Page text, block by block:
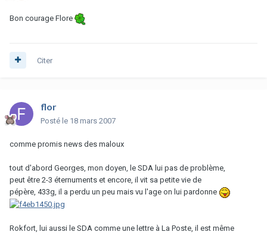
Bon courage Flore
Citer
flor
Posté le 18 mars 2007
comme promis news des maloux
tout d'abord Georges, mon doyen, le SDA lui pas de problème,
peut être 2-3 éternuments et encore, il vit sa petite vie de
pépère, 433g, il a perdu un peu mais vu l'age on lui pardonne
Rokfort, lui aussi le SDA comme une lettre à La Poste, il est même